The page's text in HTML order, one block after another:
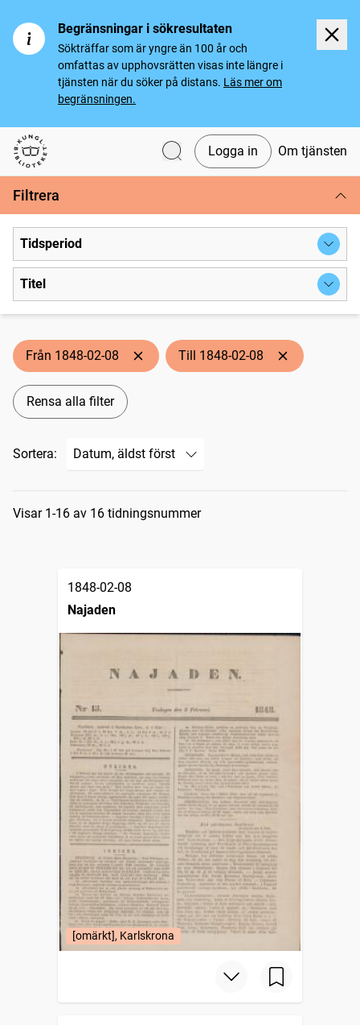
Begränsningar i sökresultaten
Sökträffar som är yngre än 100 år och
omfattas av upphovsrätten visas inte längre i
tjänsten när du söker på distans. Läs mer om
begränsningen.
Svenska tidningar
Logga in Om tjänsten
Filtrera
Tidsperiod
Titel
Från 1848-02-08 Till 1848-02-08
Rensa alla filter
Sortera:
Sökresultat
Visar 1-16 av 16 tidningsnummer
1848-02-08
Najaden
[omärkt], Karlskrona